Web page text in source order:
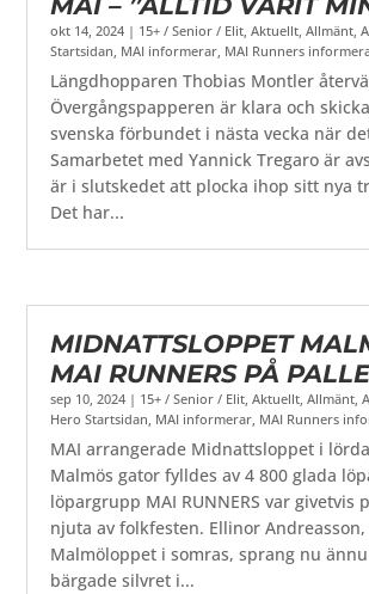
okt 14, 2024 | 15+ / Senior / Elit,Aktuellt,Allmänt,
Startsidan, MAI informerar, MAI Runners
Längdhopparen Thobias Montler
Övergångspapperen är klara och
svenska förbundet i nästa vecka när
Samarbetet med Yannick Tregaro är
är i slutskedet att plocka ihop sitt nya
Det har...
MIDNATTSLOPPET
MAI RUNNERS PÅ
sep 10, 2024 | 15+ / Senior / Elit,Aktuellt,Allmänt,
Hero Startsidan, MAI informerar, MAI Runners
MAI arrangerade Midnattsloppet i
Malmös gator fylldes av 4 800 glada
löpargrupp MAI RUNNERS var givetvis
njuta av folkfesten. Ellinor Andreasson,
Malmöloppet i somras, sprang nu
bärgade silvret i...